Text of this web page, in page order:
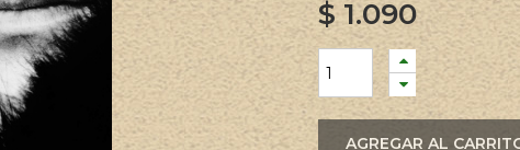
$1.090
AGREGAR AL